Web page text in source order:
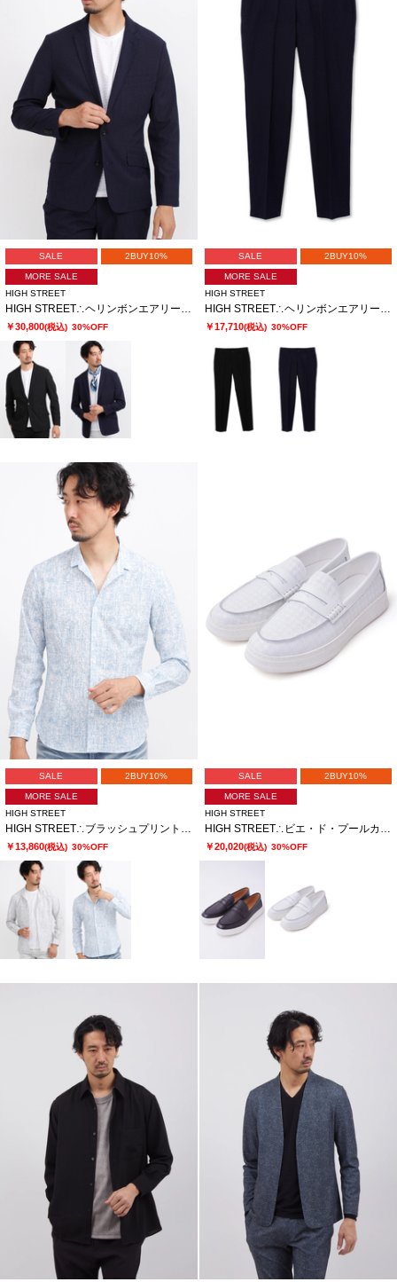
SALE 2BUY10%
MORE SALE
HIGH STREET
￥30,800(税込) 30%OFF
SALE 2BUY10%
MORE SALE
HIGH STREET
￥17,710(税込) 30%OFF
SALE 2BUY10%
MORE SALE
HIGH STREET
HIGH STREET∴ブラッシュプリントサッカーショートウイングシャツ
￥13,860(税込) 30%OFF
SALE 2BUY10%
MORE SALE
HIGH STREET
HIGH STREET∴ビエ・ド・プールカタオシドレススニーカー
￥20,020(税込) 30%OFF